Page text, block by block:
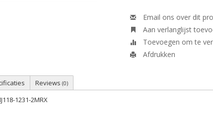
Email ons over dit
Aan verlanglijst
Toevoegen om te
Afdrukken
Reviews (0)
1231-2MRX